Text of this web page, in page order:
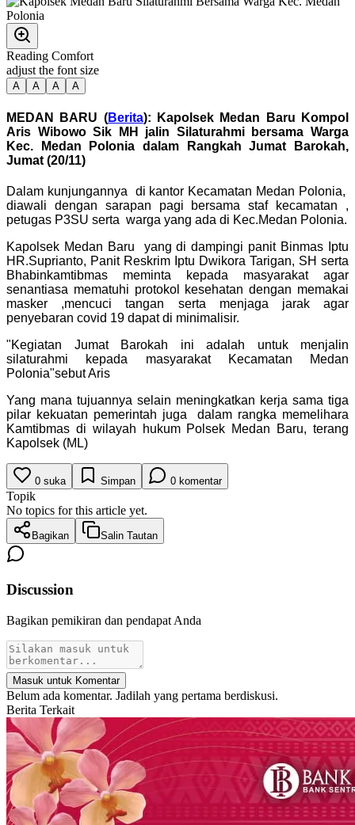
Reading Comfort
adjust the font size
A A A A
MEDAN BARU (Berita): Kapolsek Medan Baru Kompol
Aris Wibowo Sik MH jalin Silaturahmi bersama Warga
Kec. Medan Polonia dalam Rangkah Jumat Barokah,
Jumat (20/11)
Dalam kunjungannya di kantor Kecamatan Medan Polonia,
diawali dengan sarapan pagi bersama staf kecamatan ,
petugas P3SU serta warga yang ada di Kec.Medan Polonia.
Kapolsek Medan Baru yang di dampingi panit Binmas Iptu
HR.Suprianto, Panit Reskrim Iptu Dwikora Tarigan, SH serta
Bhabinkamtibmas meminta kepada masyarakat agar
senantiasa mematuhi protokol kesehatan dengan memakai
masker ,mencuci tangan serta menjaga jarak agar
penyebaran covid 19 dapat di minimalisir.
"Kegiatan Jumat Barokah ini adalah untuk menjalin
silaturahmi kepada masyarakat Kecamatan Medan
Polonia"sebut Aris
Yang mana tujuannya selain meningkatkan kerja sama tiga
pilar kekuatan pemerintah juga dalam rangka memelihara
Kamtibmas di wilayah hukum Polsek Medan Baru, terang
Kapolsek (ML)
0 suka Simpan 0 komentar
Topik
No topics for this article yet.
Bagikan Salin Tautan
Discussion
Bagikan pemikiran dan pendapat Anda
Masuk untuk Komentar
Belum ada komentar. Jadilah yang pertama berdiskusi.
Berita Terkait